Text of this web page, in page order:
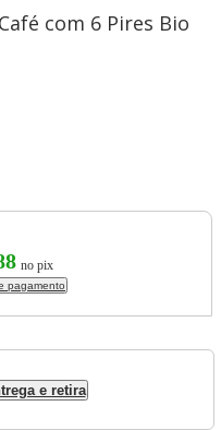
com 6 Pires Bio
no pix
pagamento
e retira